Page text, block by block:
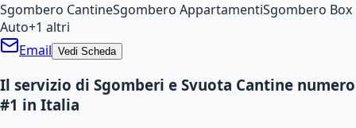
Sgombero CantineSgombero AppartamentiSgombero Box
Auto+1 altri
Email Vedi Scheda
Il servizio di Sgomberi e Svuota Cantine numero
#1 in Italia